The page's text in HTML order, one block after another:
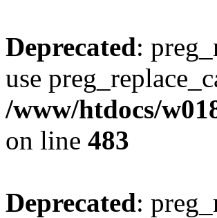
Deprecated:
use
/www/htdocs/
on line 483
Deprecated: